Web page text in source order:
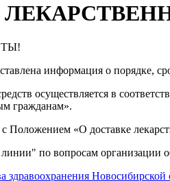
информация о порядке,
осуществляется в
гражданам».
с Положением «О доставке
по вопросам организации
здравоохранения Новосибирской